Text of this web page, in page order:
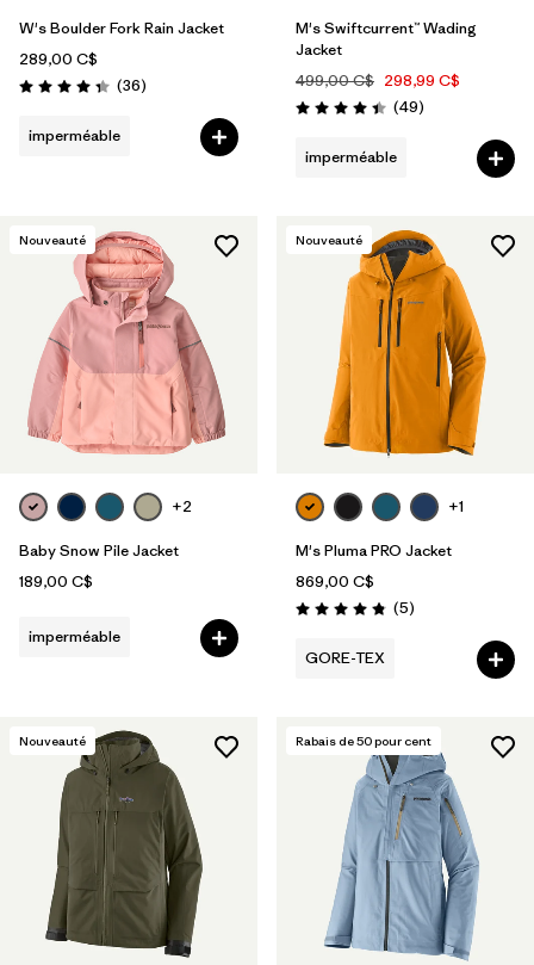
W's Boulder Fork Rain Jacket
289,00 C$
Évaluation: 4.3 / 5
(36Avis
)
imperméable
M's Swiftcurrent™ Wading
Jacket
499,00 C$ 298,99 C$
Évaluation: 4.4 / 5
(49Avis
)
imperméable
Nouveauté
+2
Baby Snow Pile Jacket
189,00 C$
imperméable
Nouveauté
+1
M's Pluma PRO Jacket
869,00 C$
Évaluation: 4.8 / 5
(5Avis
)
GORE-TEX
Nouveauté Rabais de50pour cent